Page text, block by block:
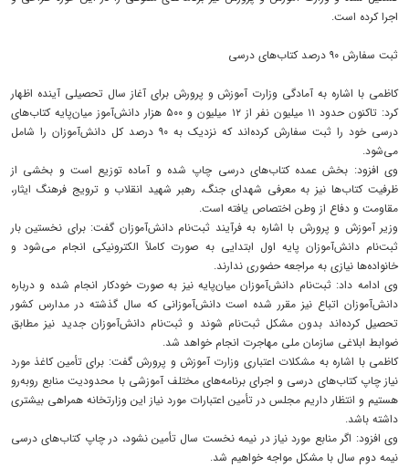
اجرا کرده است.
ثبت سفارش ۹۰ درصد کتاب‌های درسی
کاظمی با اشاره به آمادگی وزارت آموزش و پرورش برای آغاز سال تحصیلی آینده اظهار
کرد: تاکنون حدود ۱۱ میلیون نفر از ۱۲ میلیون و ۵۰۰ هزار دانش‌آموز میان‌پایه کتاب‌های
درسی خود را ثبت سفارش کرده‌اند که نزدیک به ۹۰ درصد کل دانش‌آموزان را شامل
می‌شود.
وی افزود: بخش عمده کتاب‌های درسی چاپ شده و آماده توزیع است و بخشی از
ظرفیت کتاب‌ها نیز به معرفی شهدای جنگ، رهبر شهید انقلاب و ترویج فرهنگ ایثار،
مقاومت و دفاع از وطن اختصاص یافته است.
وزیر آموزش و پرورش با اشاره به فرآیند ثبت‌نام دانش‌آموزان گفت: برای نخستین بار
ثبت‌نام دانش‌آموزان پایه اول ابتدایی به صورت کاملاً الکترونیکی انجام می‌شود و
خانواده‌ها نیازی به مراجعه حضوری ندارند.
وی ادامه داد: ثبت‌نام دانش‌آموزان میان‌پایه نیز به صورت خودکار انجام شده و درباره
دانش‌آموزان اتباع نیز مقرر شده است دانش‌آموزانی که سال گذشته در مدارس کشور
تحصیل کرده‌اند بدون مشکل ثبت‌نام شوند و ثبت‌نام دانش‌آموزان جدید نیز مطابق
ضوابط ابلاغی سازمان ملی مهاجرت انجام خواهد شد.
کاظمی با اشاره به مشکلات اعتباری وزارت آموزش و پرورش گفت: برای تأمین کاغذ مورد
نیاز چاپ کتاب‌های درسی و اجرای برنامه‌های مختلف آموزشی با محدودیت منابع روبه‌رو
هستیم و انتظار داریم مجلس در تأمین اعتبارات مورد نیاز این وزارتخانه همراهی بیشتری
داشته باشد.
وی افزود: اگر منابع مورد نیاز در نیمه نخست سال تأمین نشود، در چاپ کتاب‌های درسی
نیمه دوم سال با مشکل مواجه خواهیم شد.